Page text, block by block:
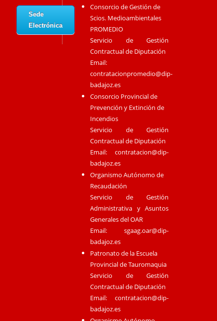
Sede
Electrónica
Consorcio de Gestión de
Scios. Medioambientales
PROMEDIO
Servicio de Gestión
Contractual de Diputación
Email:
contratacionpromedio@dip-
badajoz.es
Consorcio Provincial de
Prevención y Extinción de
Incendios
Servicio de Gestión
Contractual de Diputación
Email:contratacion@dip-
badajoz.es
Organismo Autónomo de
Recaudación
Servicio de Gestión
Administrativa y Asuntos
Generales del OAR
Email:sgaag.oar@dip-
badajoz.es
Patronato de la Escuela
Provincial de Tauromaquia
Servicio de Gestión
Contractual de Diputación
Email:contratacion@dip-
badajoz.es